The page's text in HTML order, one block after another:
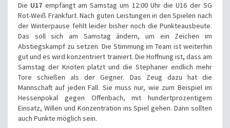
Die U17 empfängt am Samstag um 12:00 Uhr die U16 der SG
Rot-Weiß Frankfurt. Nach guten Leistungen in den Spielen nach
der Winterpause fehlt leider bisher noch die Punkteausbeute.
Das soll sich am Samstag ändern, um ein Zeichen im
Abstiegskampf zu setzen. Die Stimmung im Team ist weiterhin
gut und es wird konzentriert trainiert. Die Hoffnung ist, dass am
Samstag der Knoten platzt und die Stephaner endlich mehr
Tore schießen als der Gegner. Das Zeug dazu hat die
Mannschaft auf jeden Fall. Sie muss nur, wie zum Beispiel im
Hessenpokal gegen Offenbach, mit hundertprozentigem
Einsatz, Willen und Konzentration ins Spiel gehen. Dann sollten
auch Punkte möglich sein.